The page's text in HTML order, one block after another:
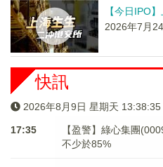
【今日IPO
2026年7月
快訊
2026年8月9日 星期天 13:38:35
17:35
【盈警】綠心集團
不少於85%